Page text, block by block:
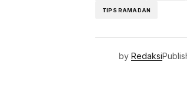
TIPS RAMADAN
by Redaksi